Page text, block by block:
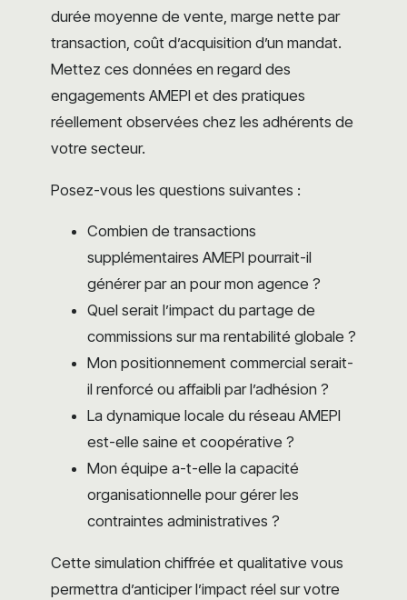
durée moyenne de vente, marge nette par
transaction, coût d’acquisition d’un mandat.
Mettez ces données en regard des
engagements AMEPI et des pratiques
réellement observées chez les adhérents de
votre secteur.
Posez-vous les questions suivantes :
Combien de transactions
supplémentaires AMEPI pourrait-il
générer par an pour mon agence ?
Quel serait l’impact du partage de
commissions sur ma rentabilité globale ?
Mon positionnement commercial serait-
il renforcé ou affaibli par l’adhésion ?
La dynamique locale du réseau AMEPI
est-elle saine et coopérative ?
Mon équipe a-t-elle la capacité
organisationnelle pour gérer les
contraintes administratives ?
Cette simulation chiffrée et qualitative vous
permettra d’anticiper l’impact réel sur votre